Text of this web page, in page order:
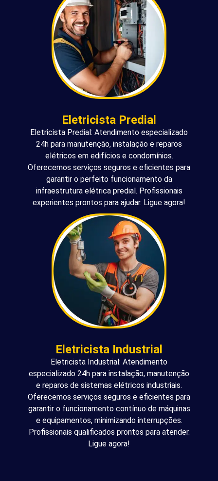
Eletricista Predial
Eletricista Predial: Atendimento especializado
24h para manutenção, instalação e reparos
elétricos em edifícios e condomínios.
Oferecemos serviços seguros e eficientes para
garantir o perfeito funcionamento da
infraestrutura elétrica predial. Profissionais
experientes prontos para ajudar. Ligue agora!
Eletricista Industrial
Eletricista Industrial: Atendimento
especializado 24h para instalação, manutenção
e reparos de sistemas elétricos industriais.
Oferecemos serviços seguros e eficientes para
garantir o funcionamento contínuo de máquinas
e equipamentos, minimizando interrupções.
Profissionais qualificados prontos para atender.
Ligue agora!